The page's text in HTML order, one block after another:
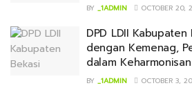
BY _1ADMIN OCTOBER 20,
DPD LDII
dengan Kemenag,
dalam
BY _1ADMIN OCTOBER 3,